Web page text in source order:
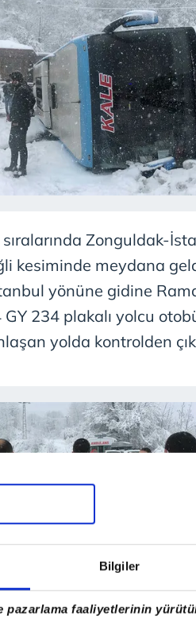
Bilgiler
faaliyetlerinin
Zonguldak-
kesiminde meydana
yönüne gidine
234 plakalı yolcu
yolda kontrolden